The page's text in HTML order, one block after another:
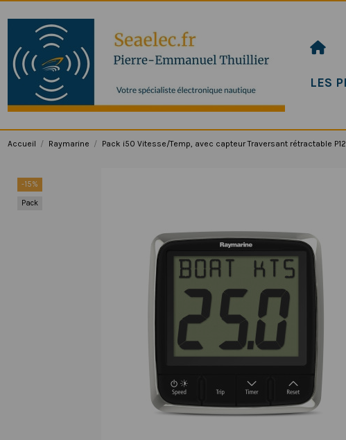
LES
Accueil Raymarine Pack i50 Vitesse/Temp, avec capteur Traversant rétractable
-15%
Pack